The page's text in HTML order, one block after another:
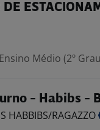
DE
Ensino Médio (2º
- Habibs -
HABBIBS/RAGAZZO